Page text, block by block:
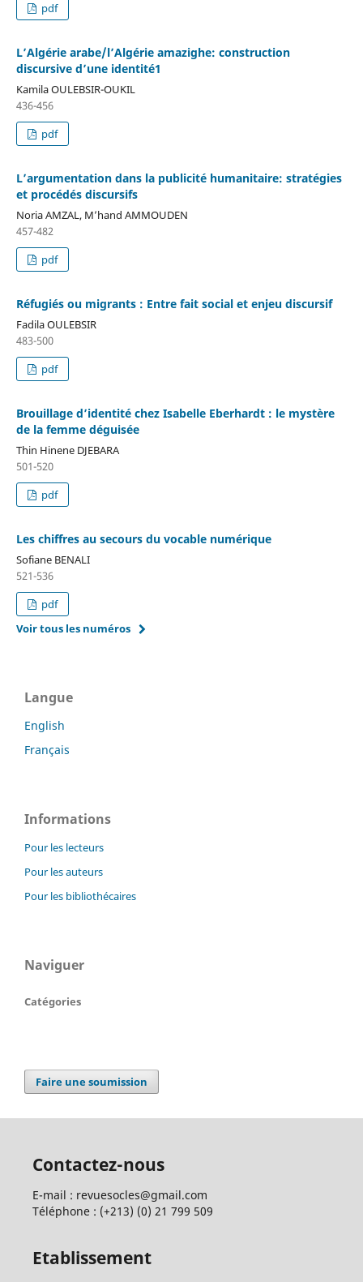
pdf
L’Algérie arabe/l’Algérie amazighe: construction
discursive d’une identité1
Kamila OULEBSIR-OUKIL
436-456
pdf
L’argumentation dans la publicité humanitaire: stratégies
et procédés discursifs
Noria AMZAL, M’hand AMMOUDEN
457-482
pdf
Réfugiés ou migrants : Entre fait social et enjeu discursif
Fadila OULEBSIR
483-500
pdf
Brouillage d’identité chez Isabelle Eberhardt : le mystère
de la femme déguisée
Thin Hinene DJEBARA
501-520
pdf
Les chiffres au secours du vocable numérique
Sofiane BENALI
521-536
pdf
Voir tous les numéros
Langue
English
Français
Informations
Pour les lecteurs
Pour les auteurs
Pour les bibliothécaires
Naviguer
Catégories
Faire une soumission
Contactez-nous
E-mail : revuesocles@gmail.com
Téléphone : (+213) (0) 21 799 509
Etablissement